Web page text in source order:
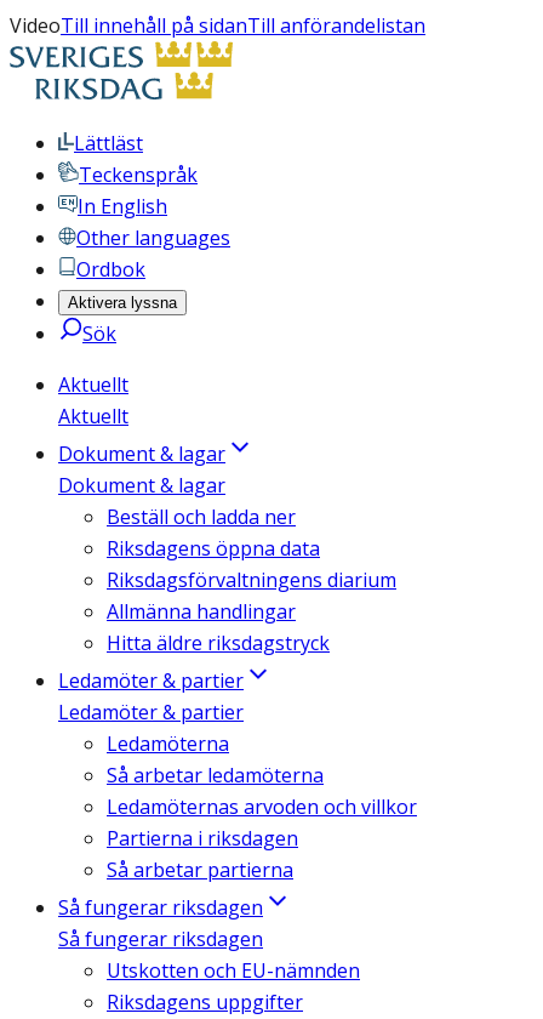
VideoTill innehåll på sidanTill anförandelistan
Lättläst
Teckenspråk
In English
Other languages
Ordbok
Aktivera lyssna
Sök
Aktuellt
Aktuellt
Dokument & lagar
Dokument & lagar
Beställ och ladda ner
Riksdagens öppna data
Riksdagsförvaltningens diarium
Allmänna handlingar
Hitta äldre riksdagstryck
Ledamöter & partier
Ledamöter & partier
Ledamöterna
Så arbetar ledamöterna
Ledamöternas arvoden och villkor
Partierna i riksdagen
Så arbetar partierna
Så fungerar riksdagen
Så fungerar riksdagen
Utskotten och EU-nämnden
Riksdagens uppgifter